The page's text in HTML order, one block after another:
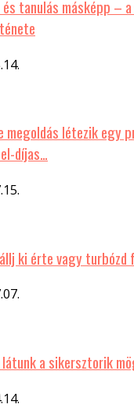
tanulás másképp –
megoldás létezik egy
díjas…
ki érte vagy turbózd
a sikersztorik